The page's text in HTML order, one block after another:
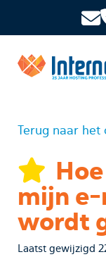
Terug naar het
mijn e-
wordt
Laatst gewijzigd